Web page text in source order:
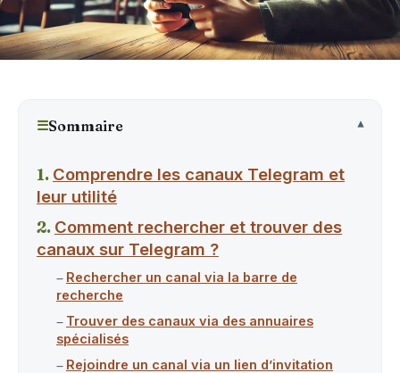
☰Sommaire
Comprendre les canaux Telegram et
leur utilité
Comment rechercher et trouver des
canaux sur Telegram ?
Rechercher un canal via la barre de
recherche
Trouver des canaux via des annuaires
spécialisés
Rejoindre un canal via un lien d’invitation